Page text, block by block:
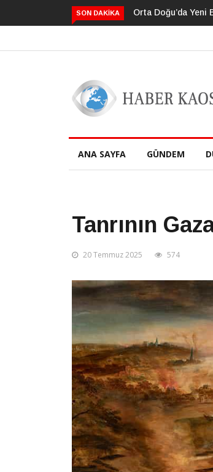
SON DAKIKA
Nükleer Silah Yarış Mı Başlıyor?Neden
Sanıyoruz?
ANA SAYFA GÜNDEM
Tanrının
20 Temmuz 2025 574